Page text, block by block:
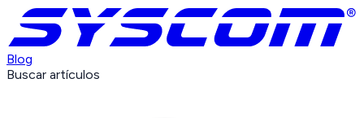
Blog
Buscar artículos